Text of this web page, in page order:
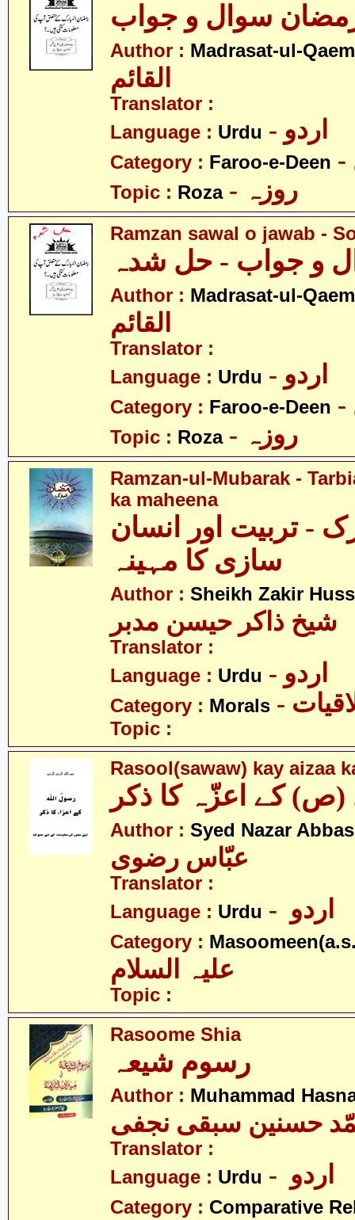
سوال و جواب
Author : Madrasat-ul-
القائم
Translator :
Language : Urdu - اردو
Category : Faroo-e-Deen
Topic : Roza - روزہ
Ramzan sawal o jawab -
و جواب - حل شدہ
Author : Madrasat-ul-
القائم
Translator :
Language : Urdu - اردو
Category : Faroo-e-Deen
Topic : Roza - روزہ
Ramzan-ul-Mubarak -
ka maheena
- تربیت اور انسان
سازی کا مہینہ
Author : Sheikh Zakir
شیخ ذاکر حیسن مدبر
Translator :
Language : Urdu - اردو
Category : Morals
Topic :
Rasool(sawaw) kay aizaa
Author : Syed Nazar
عبّاس رضوی
Translator :
Language : Urdu
Category :
Topic :
Rasoome Shia
Author : Muhammad
حسنین سبقی نجفی
Translator :
Language : Urdu
Category : Comparative